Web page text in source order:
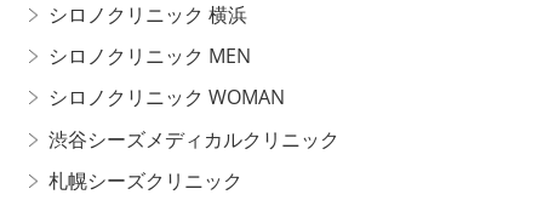
シロノクリニック 横浜
シロノクリニック MEN
シロノクリニック WOMAN
渋谷シーズメディカルクリニック
札幌シーズクリニック